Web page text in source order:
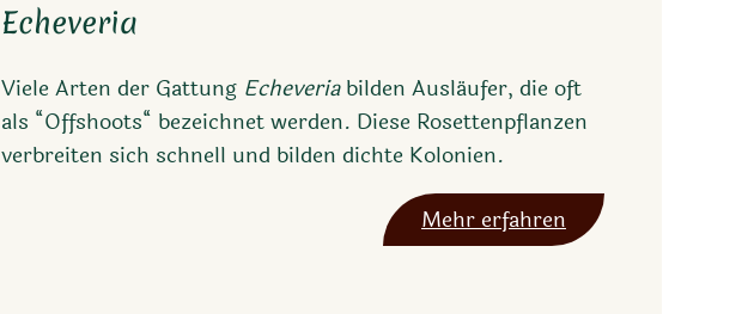
Echeveria
Viele Arten der Gattung Echeveriabilden Ausläufer, die oft
als “Offshoots“ bezeichnet werden. Diese Rosettenpflanzen
verbreiten sich schnell und bilden dichte Kolonien.
Mehr erfahren